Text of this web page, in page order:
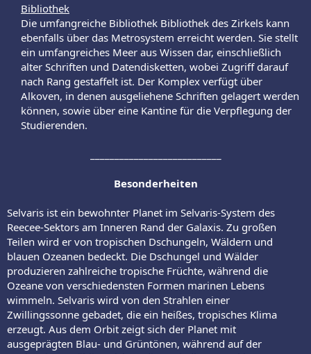
Bibliothek
Die umfangreiche Bibliothek Bibliothek des Zirkels kann
ebenfalls über das Metrosystem erreicht werden. Sie stellt
ein umfangreiches Meer aus Wissen dar, einschließlich
alter Schriften und Datendisketten, wobei Zugriff darauf
nach Rang gestaffelt ist. Der Komplex verfügt über
Alkoven, in denen ausgeliehene Schriften gelagert werden
können, sowie über eine Kantine für die Verpflegung der
Studierenden.​
Besonderheiten
Selvaris ist ein bewohnter Planet im Selvaris-System des
Reecee-Sektors am Inneren Rand der Galaxis. Zu großen
Teilen wird er von tropischen Dschungeln, Wäldern und
blauen Ozeanen bedeckt. Die Dschungel und Wälder
produzieren zahlreiche tropische Früchte, während die
Ozeane von verschiedensten Formen marinen Lebens
wimmeln. Selvaris wird von den Strahlen einer
Zwillingssonne gebadet, die ein heißes, tropisches Klima
erzeugt. Aus dem Orbit zeigt sich der Planet mit
ausgeprägten Blau- und Grüntönen, während auf der